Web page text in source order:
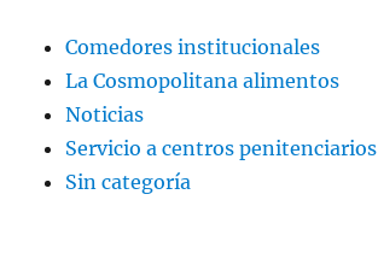
Comedores institucionales
La Cosmopolitana alimentos
Noticias
Servicio a centros penitenciarios
Sin categoría